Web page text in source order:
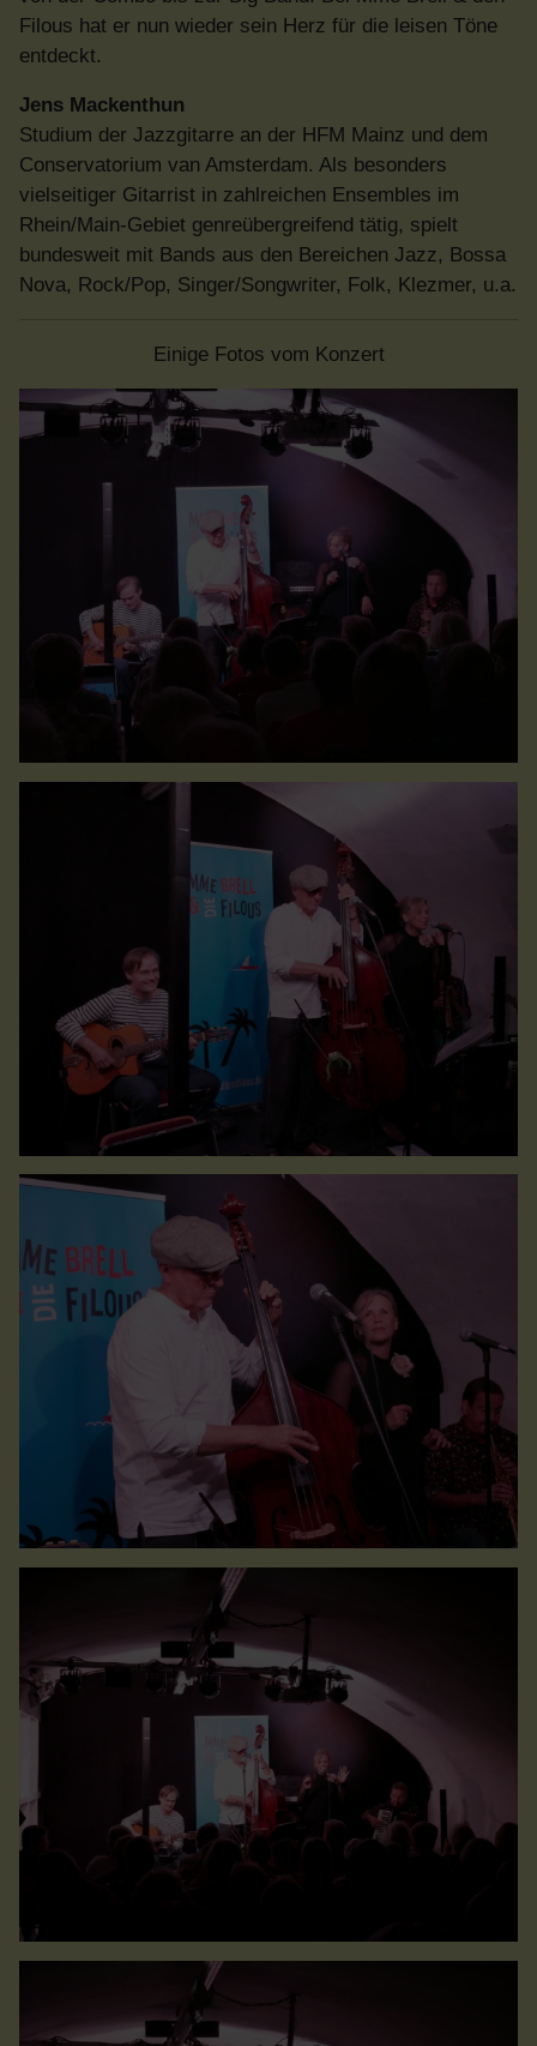
Filous hat er nun wieder sein Herz für die leisen Töne
entdeckt.
Jens Mackenthun
Studium der Jazzgitarre an der HFM Mainz und dem
Conservatorium van Amsterdam. Als besonders
vielseitiger Gitarrist in zahlreichen Ensembles im
Rhein/Main-Gebiet genreübergreifend tätig, spielt
bundesweit mit Bands aus den Bereichen Jazz, Bossa
Nova, Rock/Pop, Singer/Songwriter, Folk, Klezmer, u.a.
Einige Fotos vom Konzert